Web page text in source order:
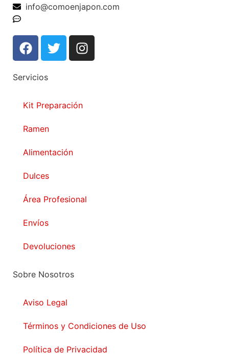
info@comoenjapon.com
Servicios
Kit Preparación
Ramen
Alimentación
Dulces
Área Profesional
Envíos
Devoluciones
Sobre Nosotros
Aviso Legal
Términos y Condiciones de Uso
Política de Privacidad